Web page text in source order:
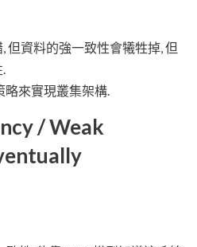
但資料的強一致性會犧牲掉, 但
來實現叢集架構.
/ Weak